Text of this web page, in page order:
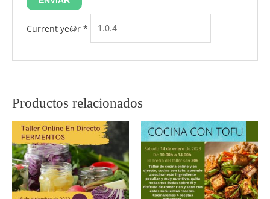
Current ye@r*
Productos relacionados